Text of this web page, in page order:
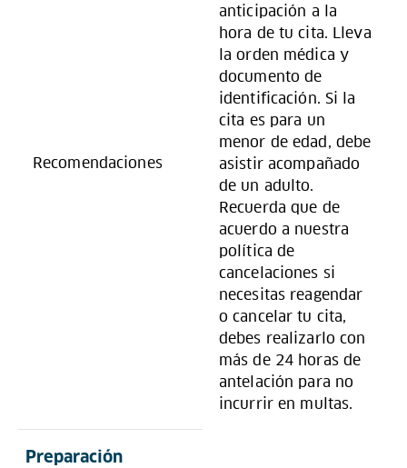
Recomendaciones
anticipación a la
hora de tu cita. Lleva
la orden médica y
documento de
identificación. Si la
cita es para un
menor de edad, debe
asistir acompañado
de un adulto.
Recuerda que de
acuerdo a nuestra
política de
cancelaciones si
necesitas reagendar
o cancelar tu cita,
debes realizarlo con
más de 24 horas de
antelación para no
incurrir en multas.
Preparación